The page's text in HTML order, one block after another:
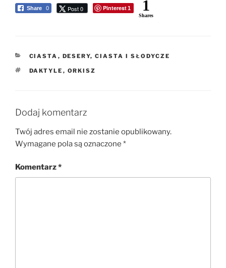
Share 0 Post 0 Pinterest1 1
Shares
KATEGORIE
CIASTA , DESERY, CIASTA I SŁODYCZE
TAGI
DAKTYLE , ORKISZ
Dodaj komentarz
Twój adres email nie zostanie opublikowany.
Wymagane pola są oznaczone *
Komentarz*